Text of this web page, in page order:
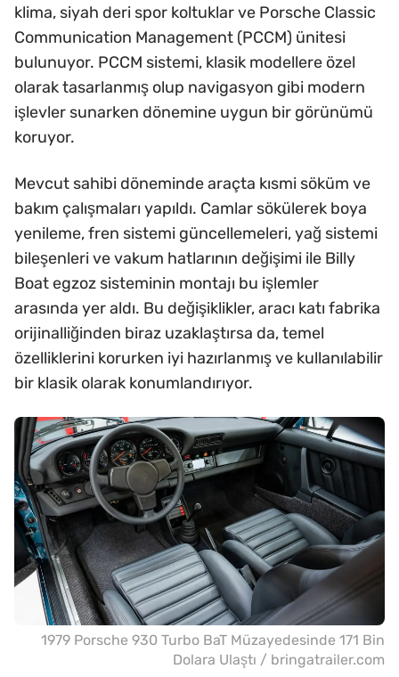
klima, siyah deri spor koltuklar ve Porsche Classic
Communication Management (PCCM) ünitesi
bulunuyor. PCCM sistemi, klasik modellere özel
olarak tasarlanmış olup navigasyon gibi modern
işlevler sunarken dönemine uygun bir görünümü
koruyor.
Mevcut sahibi döneminde araçta kısmi söküm ve
bakım çalışmaları yapıldı. Camlar sökülerek boya
yenileme, fren sistemi güncellemeleri, yağ sistemi
bileşenleri ve vakum hatlarının değişimi ile Billy
Boat egzoz sisteminin montajı bu işlemler
arasında yer aldı. Bu değişiklikler, aracı katı fabrika
orijinalliğinden biraz uzaklaştırsa da, temel
özelliklerini korurken iyi hazırlanmış ve kullanılabilir
bir klasik olarak konumlandırıyor.
1979 Porsche 930 Turbo BaT Müzayedesinde 171 Bin
Dolara Ulaştı / bringatrailer.com